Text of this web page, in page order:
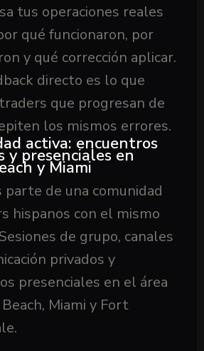
tus operaciones reales
qué funcionaron, por
y qué corrección aplicar.
directo es lo que
que progresan de
los mismos errores.
activa: encuentros
y presenciales en
y Miami
parte de una comunidad
hispanos con el mismo
de grupo, canales
privados y
presenciales en el área
Miami y Fort